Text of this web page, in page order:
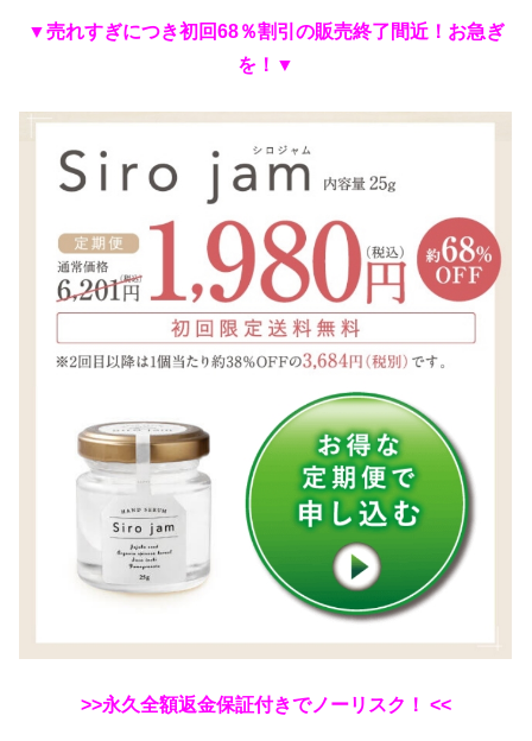
▼売れすぎにつき初回68％割引の販売終了間近！お急ぎ
を！▼
>>永久全額返金保証付きでノーリスク！ <<